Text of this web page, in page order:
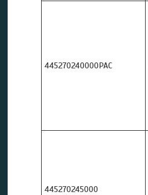
445270240000PAC
445270245000